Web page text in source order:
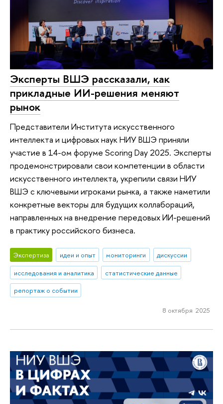
Эксперты ВШЭ рассказали, как
прикладные ИИ-решения меняют
рынок
Представители Института искусственного
интеллекта и цифровых наук НИУ ВШЭ приняли
участие в 14-ом форуме Scoring Day 2025. Эксперты
продемонстрировали свои компетенции в области
искусственного интеллекта, укрепили связи НИУ
ВШЭ с ключевыми игроками рынка, а также наметили
конкретные векторы для будущих коллабораций,
направленных на внедрение передовых ИИ-решений
в практику российского бизнеса.
Экспертиза идеи и опыт мониторинги
дискуссии
исследования и аналитика
статистические данные
репортаж о событии
8 октября 2025